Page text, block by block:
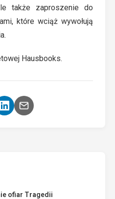
także zaproszenie do
które wciąż wywołują
Hausbooks.
ofiar Tragedii